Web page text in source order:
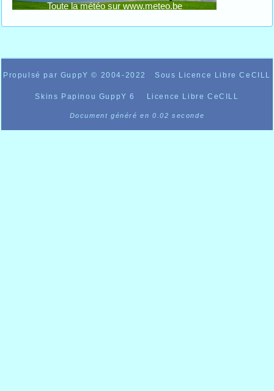
Propulsé par GuppY© 2004-2022 Sous Licence Libre CeCILL
Skins Papinou GuppY 6 Licence Libre CeCILL
Document généré en 0.02 seconde